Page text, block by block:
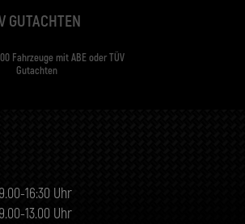
GUTACHTEN
Fahrzeuge mit ABE oder TÜV
Gutachten
16:30 Uhr
13.00 Uhr